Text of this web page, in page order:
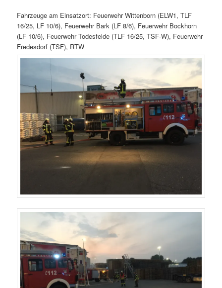
Fahrzeuge am Einsatzort: Feuerwehr Wittenborn (ELW1, TLF
16/25, LF 10/6), Feuerwehr Bark (LF 8/6), Feuerwehr Bockhorn
(LF 10/6), Feuerwehr Todesfelde (TLF 16/25, TSF-W), Feuerwehr
Fredesdorf (TSF), RTW